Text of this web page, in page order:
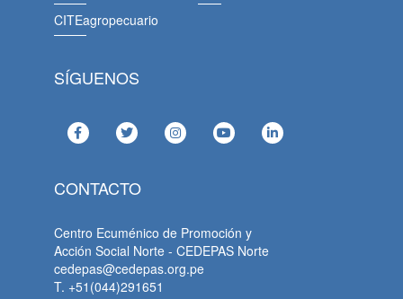
CITEagropecuario
SÍGUENOS
CONTACTO
Centro Ecuménico de Promoción y
Acción Social Norte - CEDEPAS Norte
cedepas@cedepas.org.pe
T. +51(044)291651